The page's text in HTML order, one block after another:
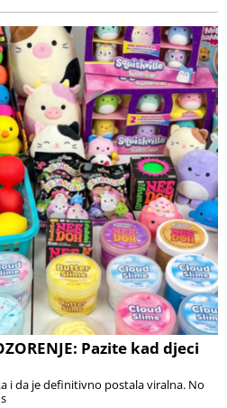
Pazite kad djeci
i da je definitivno postala viralna. No